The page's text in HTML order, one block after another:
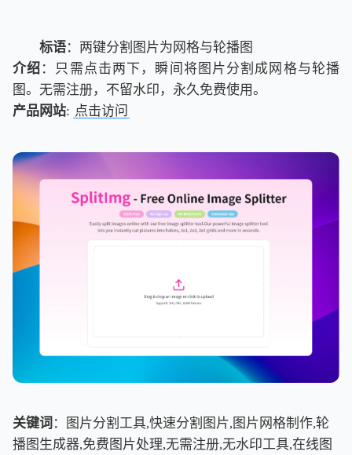
标语：两键分割图片为网格与轮播图
介绍 ：只需点击两下，瞬间将图片分割成网格与轮播
图。无需注册，不留水印，永久免费使用。
产品网站: 点击访问
关键词 ：图片分割工具,快速分割图片,图片网格制作,轮
播图生成器,免费图片处理,无需注册,无水印工具,在线图